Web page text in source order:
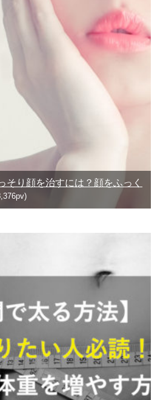
そり顔を治すには？顔をふっく